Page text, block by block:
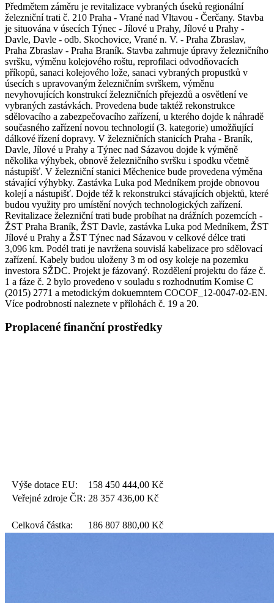
Předmětem záměru je revitalizace vybraných úseků regionální
železniční trati č. 210 Praha - Vrané nad Vltavou - Čerčany. Stavba
je situována v úsecích Týnec - Jílové u Prahy, Jílové u Prahy -
Davle, Davle - odb. Skochovice, Vrané n. V. - Praha Zbraslav,
Praha Zbraslav - Praha Braník. Stavba zahrnuje úpravy železničního
svršku, výměnu kolejového roštu, reprofilaci odvodňovacích
příkopů, sanaci kolejového lože, sanaci vybraných propustků v
úsecích s upravovaným železničním svrškem, výměnu
nevyhovujících konstrukcí železničních přejezdů a osvětlení ve
vybraných zastávkách. Provedena bude taktéž rekonstrukce
sdělovacího a zabezpečovacího zařízení, u kterého dojde k náhradě
současného zařízení novou technologií (3. kategorie) umožňující
dálkové řízení dopravy. V železničních stanicích Praha - Braník,
Davle, Jílové u Prahy a Týnec nad Sázavou dojde k výměně
několika výhybek, obnově železničního svršku i spodku včetně
nástupišť. V železniční stanici Měchenice bude provedena výměna
stávající výhybky. Zastávka Luka pod Medníkem projde obnovou
kolejí a nástupišť. Dojde též k rekonstrukci stávajících objektů, které
budou využity pro umístění nových technologických zařízení.
Revitalizace železniční trati bude probíhat na drážních pozemcích -
ŽST Praha Braník, ŽST Davle, zastávka Luka pod Medníkem, ŽST
Jílové u Prahy a ŽST Týnec nad Sázavou v celkové délce trati
3,096 km. Podél trati je navržena souvislá kabelizace pro sdělovací
zařízení. Kabely budou uloženy 3 m od osy koleje na pozemku
investora SŽDC. Projekt je fázovaný. Rozdělení projektu do fáze č.
1 a fáze č. 2 bylo provedeno v souladu s rozhodnutím Komise C
(2015) 2771 a metodickým dokuemntem COCOF_12-0047-02-EN.
Více podrobností naleznete v přílohách č. 19 a 20.
Proplacené finanční prostředky
Výše dotace EU: 158 450 444,00 Kč
Veřejné zdroje ČR: 28 357 436,00 Kč
Celková částka: 186 807 880,00 Kč